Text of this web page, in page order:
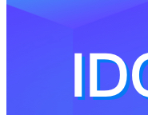
登